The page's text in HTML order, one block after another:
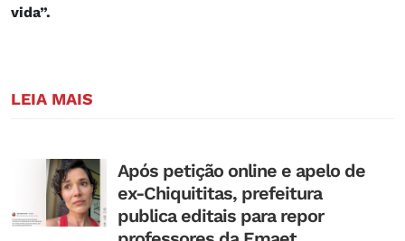
vida”.
LEIA MAIS
Após petição online e apelo de
ex-Chiquititas, prefeitura
publica editais para repor